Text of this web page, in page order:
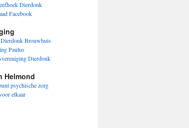
Dierdonk
Facebook
Brouwhuis
Paulus
Dierdonk
Helmond
psychische zorg
elkaar